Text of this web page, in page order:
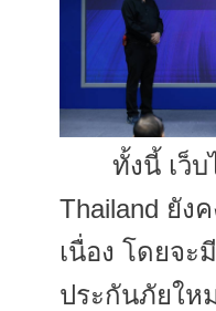
ทั้งนี้ เว็บไ
Thailand ยัง
เนื่อง โดยจ
ประกันภัยให